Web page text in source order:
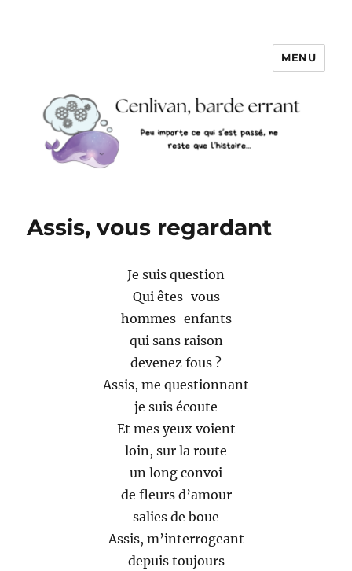
MENU
Assis, vous regardant
Je suis question
Qui êtes-vous
hommes-enfants
qui sans raison
devenez fous ?
Assis, me questionnant
je suis écoute
Et mes yeux voient
loin, sur la route
un long convoi
de fleurs d’amour
salies de boue
Assis, m’interrogeant
depuis toujours